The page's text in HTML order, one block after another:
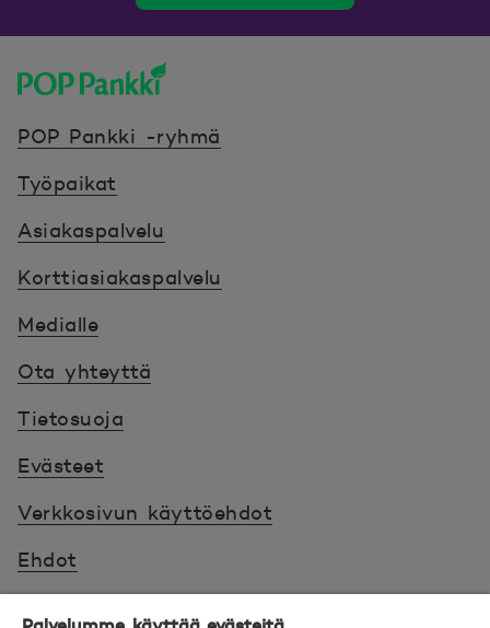
POP Pankki -ryhmä
Työpaikat
Asiakaspalvelu
Korttiasiakaspalvelu
Medialle
Ota yhteyttä
Tietosuoja
Evästeet
Verkkosivun käyttöehdot
Ehdot